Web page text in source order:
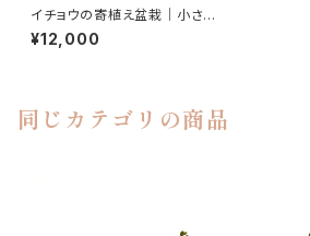
イチョウの寄植え盆栽｜小さな
木立を楽しむ一点物｜高さ約3
0cm
¥12,000
同じカテゴリの商品